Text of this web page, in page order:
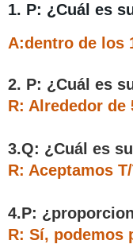
1. P: ¿Cuál es
A:dentro de los
2. P: ¿Cuál es
R: Alrededor de
3.Q: ¿Cuál es
R: Aceptamos
4.P:
R: Sí, podemos